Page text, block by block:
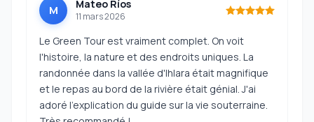
M Mateo Ríos
11 mars 2026
Le Green Tour est vraiment complet. On voit
l'histoire, la nature et des endroits uniques. La
randonnée dans la vallée d'Ihlara était magnifique
et le repas au bord de la rivière était génial. J'ai
adoré l'explication du guide sur la vie souterraine.